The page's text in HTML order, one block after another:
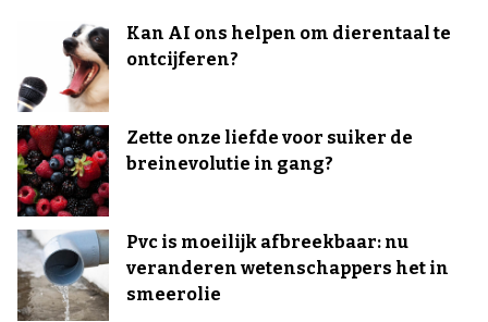
Kan AI ons helpen om dierentaal te
ontcijferen?
Zette onze liefde voor suiker de
breinevolutie in gang?
Pvc is moeilijk afbreekbaar: nu
veranderen wetenschappers het in
smeerolie